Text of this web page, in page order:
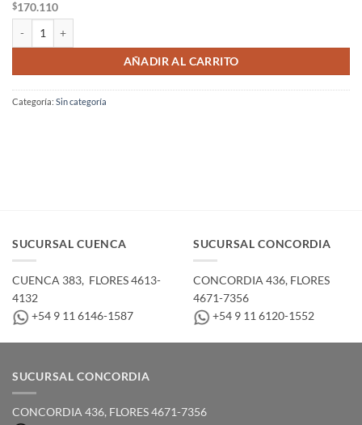
$170.110
AÑADIR AL CARRITO
Categoría: Sin categoría
SUCURSAL CUENCA
CUENCA 383, ­ FLORES 4613-
4132
+54 9 11 6146-1587
SUCURSAL CONCORDIA
CONCORDIA 436,­ FLORES
4671-7356
+54 9 11 6120-1552
SUCURSAL CONCORDIA
CONCORDIA 436,­ FLORES 4671-7356